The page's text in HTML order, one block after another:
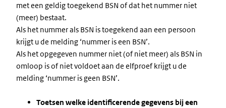
met een geldig toegekend BSN of dat het nummer niet
(meer) bestaat.
Als het nummer als BSN is toegekend aan een persoon
krijgt u de melding ‘nummer is een BSN’.
Als het opgegeven nummer niet (of niet meer) als BSN in
omloop is of niet voldoet aan de elfproef krijgt u de
melding ‘nummer is geen BSN’.
Toetsen welke identificerende gegevens bij een